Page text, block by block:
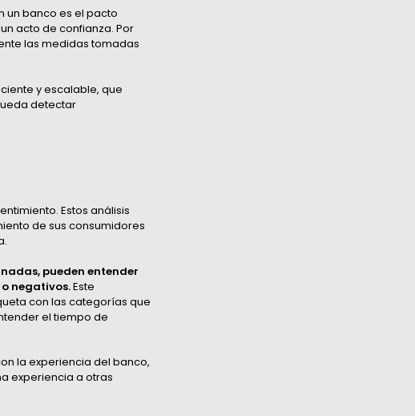
un banco es el pacto
acto de confianza. Por
las medidas tomadas
y escalable, que
detectar
Estos análisis
de sus consumidores
pueden entender
negativos.Este
con las categorías que
el tiempo de
la experiencia del banco,
experiencia a otras